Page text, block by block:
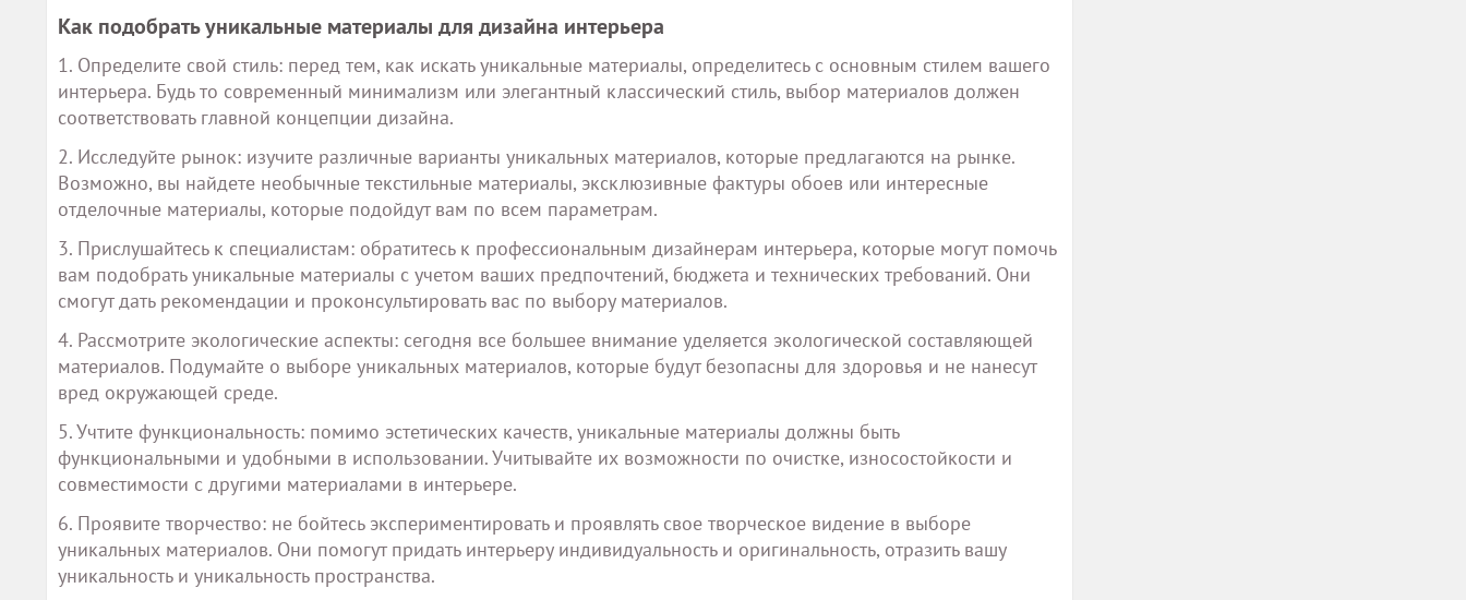
Как подобрать уникальные материалы для дизайна интерьера
1. Определите свой стиль: перед тем, как искать уникальные материалы, определитесь с основным стилем вашего
интерьера. Будь то современный минимализм или элегантный классический стиль, выбор материалов должен
соответствовать главной концепции дизайна.
2. Исследуйте рынок: изучите различные варианты уникальных материалов, которые предлагаются на рынке.
Возможно, вы найдете необычные текстильные материалы, эксклюзивные фактуры обоев или интересные
отделочные материалы, которые подойдут вам по всем параметрам.
3. Прислушайтесь к специалистам: обратитесь к профессиональным дизайнерам интерьера, которые могут помочь
вам подобрать уникальные материалы с учетом ваших предпочтений, бюджета и технических требований. Они
смогут дать рекомендации и проконсультировать вас по выбору материалов.
4. Рассмотрите экологические аспекты: сегодня все большее внимание уделяется экологической составляющей
материалов. Подумайте о выборе уникальных материалов, которые будут безопасны для здоровья и не нанесут
вред окружающей среде.
5. Учтите функциональность: помимо эстетических качеств, уникальные материалы должны быть
функциональными и удобными в использовании. Учитывайте их возможности по очистке, износостойкости и
совместимости с другими материалами в интерьере.
6. Проявите творчество: не бойтесь экспериментировать и проявлять свое творческое видение в выборе
уникальных материалов. Они помогут придать интерьеру индивидуальность и оригинальность, отразить вашу
уникальность и уникальность пространства.